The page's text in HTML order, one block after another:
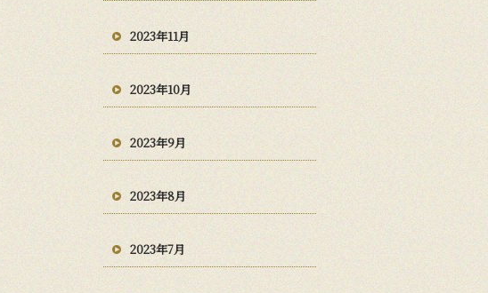
2023年11月
2023年10月
2023年9月
2023年8月
2023年7月